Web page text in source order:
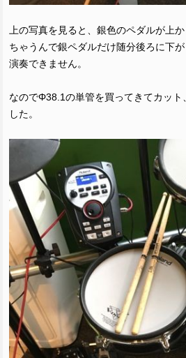
上の写真を見ると、銀色のペダルが上
ちゃうんで銀ペダルだけ随分後ろに下
演奏できません。
なのでΦ38.1の単管を買ってきてカット
した。